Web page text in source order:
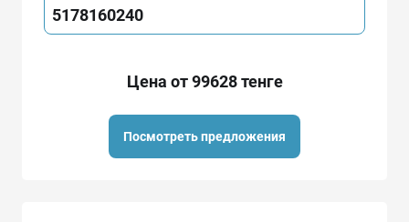
5178160240
Цена от 99628 тенге
Посмотреть предложения